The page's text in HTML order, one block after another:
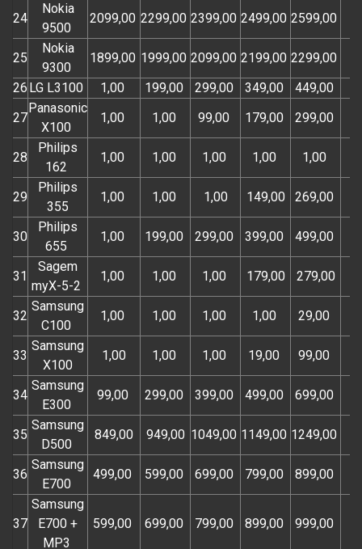
24
Nokia
9500
2099,00 2299,00 2399,00 2499,00 2599,00
25
Nokia
9300
1899,00 1999,00 2099,00 2199,00 2299,00
26 LG L3100 1,00 199,00 299,00 349,00
449,00
27
Panasonic
X100
1,00 1,00 99,00 179,00 299,00
28
Philips
162
1,00 1,00 1,00 1,00 1,00
29
Philips
355
1,00 1,00 1,00 149,00 269,00
30
Philips
655
1,00 199,00 299,00 399,00 499,00
31
Sagem
myX-5-2
1,00 1,00 1,00 179,00 279,00
32
Samsung
C100
1,00 1,00 1,00 1,00 29,00
33
Samsung
X100
1,00 1,00 1,00 19,00 99,00
34
Samsung
E300
99,00 299,00 399,00 499,00 699,00
35
Samsung
D500
849,00 949,00 1049,00 1149,00 1249,00
36
Samsung
E700
499,00 599,00 699,00 799,00 899,00
37
Samsung
E700 +
MP3
599,00 699,00 799,00 899,00 999,00